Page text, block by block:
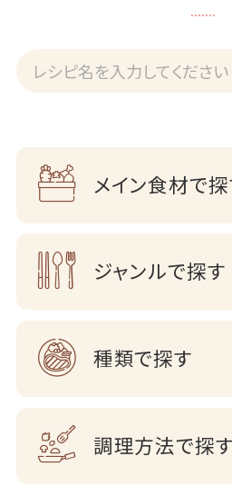
メイン食材で
ジャンルで探す
種類で探す
調理方法で探す